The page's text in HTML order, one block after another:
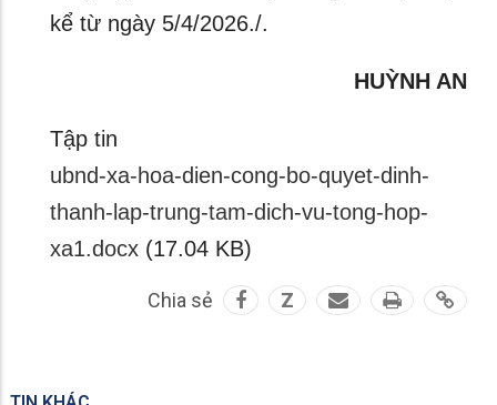
kể từ ngày 5/4/2026./.
HUỲNH AN
Tập tin
ubnd-xa-hoa-dien-cong-bo-quyet-dinh-
thanh-lap-trung-tam-dich-vu-tong-hop-
xa1.docx (17.04 KB)
Chia sẻ Z